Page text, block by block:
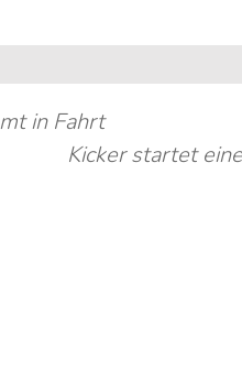
in Fahrt
Kicker startet